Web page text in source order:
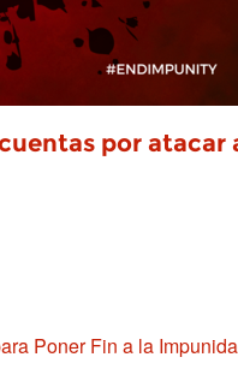
por atacar
Poner Fin a la